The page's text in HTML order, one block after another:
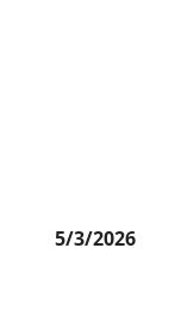
5/3/2026